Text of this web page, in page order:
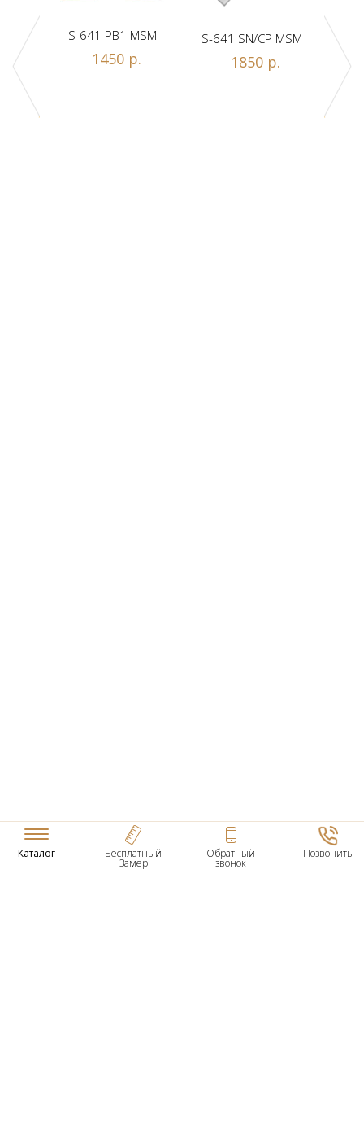
Каталог Бесплатный
Замер
Обратный
звонок
Позвонить
A
S-641 PB1 MSM
1450 р.
S-641 SN/CP MSM
1850 р.